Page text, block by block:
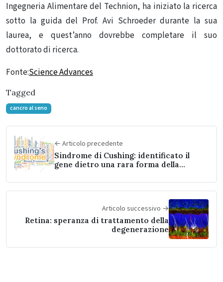
Ingegneria Alimentare del Technion, ha iniziato la ricerca
sotto la guida del Prof. Avi Schroeder durante la sua
laurea, e quest’anno dovrebbe completare il suo
dottorato di ricerca.
Fonte:Science Advances
Tagged
cancro al seno
← Articolo precedente
Sindrome di Cushing: identificato il
gene dietro una rara forma della
Articolo successivo →
Retina: speranza di trattamento della
degenerazione